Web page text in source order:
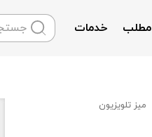
مطلب خدمات
میز تلویزیون